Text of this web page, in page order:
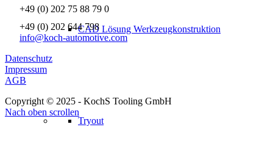
CAD Lösung Werkzeugkonstruktion
Tryout
+49 (0) 202 75 88 79 0
+49 (0) 202 644 798
info@koch-automotive.com
Datenschutz
Impressum
AGB
Copyright © 2025 - KochS Tooling GmbH
Nach oben scrollen